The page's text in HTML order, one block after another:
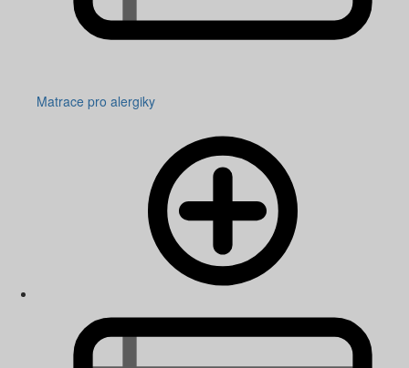
Matrace pro alergiky